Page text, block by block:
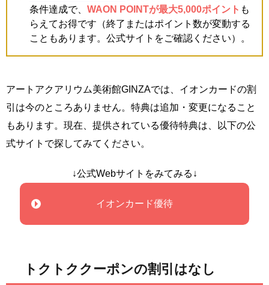
条件達成で、 WAON POINTが最大5,000ポイント も
らえてお得です（終了またはポイント数が変動する
こともあります。公式サイトをご確認ください）。
アートアクアリウム美術館GINZAでは、イオンカードの割
引は今のところありません。特典は追加・変更になること
もあります。現在、提供されている優待特典は、以下の公
式サイトで探してみてください。
↓公式Webサイトをみてみる↓
イオンカード優待
トクトククーポンの割引はなし